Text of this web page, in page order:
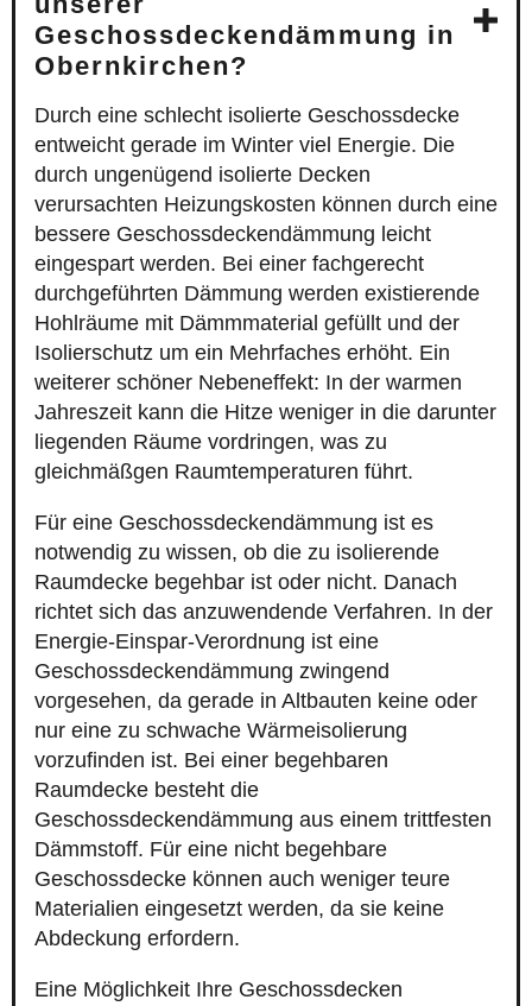
Geschossdeckendämmung in
Obernkirchen?
Durch eine schlecht isolierte Geschossdecke
entweicht gerade im Winter viel Energie. Die
durch ungenügend isolierte Decken
verursachten Heizungskosten können durch eine
bessere Geschossdeckendämmung leicht
eingespart werden. Bei einer fachgerecht
durchgeführten Dämmung werden existierende
Hohlräume mit Dämmmaterial gefüllt und der
Isolierschutz um ein Mehrfaches erhöht. Ein
weiterer schöner Nebeneffekt: In der warmen
Jahreszeit kann die Hitze weniger in die darunter
liegenden Räume vordringen, was zu
gleichmäßgen Raumtemperaturen führt.
Für eine Geschossdeckendämmung ist es
notwendig zu wissen, ob die zu isolierende
Raumdecke begehbar ist oder nicht. Danach
richtet sich das anzuwendende Verfahren. In der
Energie-Einspar-Verordnung ist eine
Geschossdeckendämmung zwingend
vorgesehen, da gerade in Altbauten keine oder
nur eine zu schwache Wärmeisolierung
vorzufinden ist. Bei einer begehbaren
Raumdecke besteht die
Geschossdeckendämmung aus einem trittfesten
Dämmstoff. Für eine nicht begehbare
Geschossdecke können auch weniger teure
Materialien eingesetzt werden, da sie keine
Abdeckung erfordern.
Eine Möglichkeit Ihre Geschossdecken